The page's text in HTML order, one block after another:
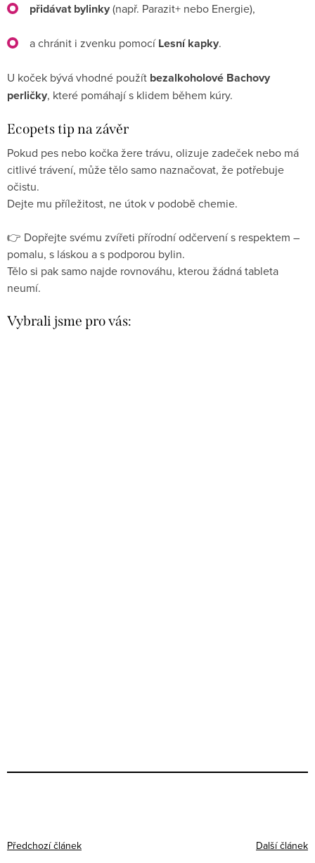
přidávat bylinky(např. Parazit+ nebo Energie),
a chránit i zvenku pomocíLesní kapky.
U koček bývá vhodné použít bezalkoholové Bachovy
perličky, které pomáhají s klidem během kúry.
Ecopets tip na závěr
Pokud pes nebo kočka žere trávu, olizuje zadeček nebo má
citlivé trávení, může tělo samo naznačovat, že potřebuje
očistu.
Dejte mu příležitost, ne útok v podobě chemie.
👉 Dopřejte svému zvířeti přírodní odčervení s respektem –
pomalu, s láskou a s podporou bylin.
Tělo si pak samo najde rovnováhu, kterou žádná tableta
neumí.
Vybrali jsme pro vás:
Předchozí článek Další článek